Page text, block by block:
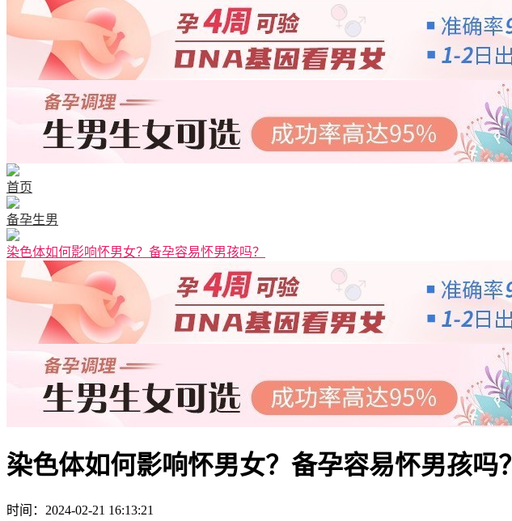
首页
备孕生男
染色体如何影响怀男女？备孕容易怀男孩吗？
染色体如何影响怀男女？备孕容易怀男孩吗？
时间：2024-02-21 16:13:21